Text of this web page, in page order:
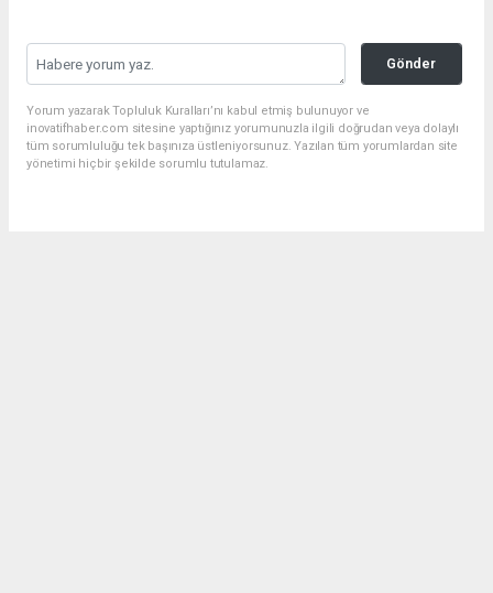
Gönder
Yorum yazarak Topluluk Kuralları’nı kabul etmiş bulunuyor ve
inovatifhaber.com sitesine yaptığınız yorumunuzla ilgili doğrudan veya dolaylı
tüm sorumluluğu tek başınıza üstleniyorsunuz. Yazılan tüm yorumlardan site
yönetimi hiçbir şekilde sorumlu tutulamaz.